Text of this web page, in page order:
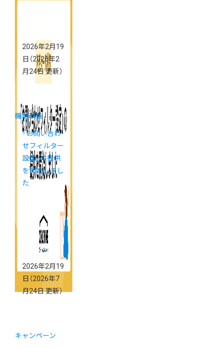
2026年2月19
日 （2026年2
月24日 更新）
機能改善
「お問い合わ
せフィルター
設定」の提供
を開始しまし
た
2026年2月19
日 （2026年7
月24日 更新）
キャンペーン